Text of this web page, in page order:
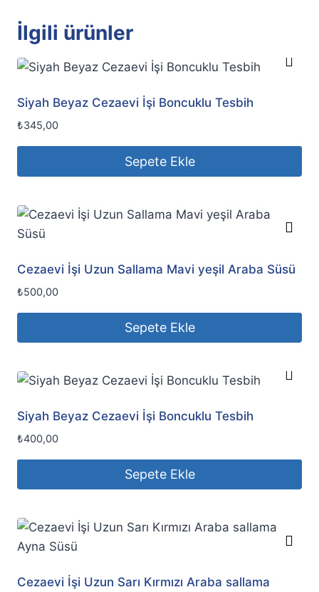
İlgili ürünler
Siyah Beyaz Cezaevi İşi Boncuklu Tesbih
₺345,00
Sepete Ekle
Cezaevi İşi Uzun Sallama Mavi yeşil Araba Süsü
₺500,00
Sepete Ekle
Siyah Beyaz Cezaevi İşi Boncuklu Tesbih
₺400,00
Sepete Ekle
Cezaevi İşi Uzun Sarı Kırmızı Araba sallama